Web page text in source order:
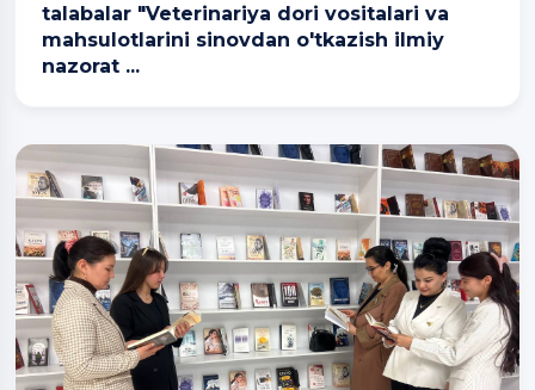
talabalar "Veterinariya dori vositalari va
mahsulotlarini sinovdan o'tkazish ilmiy
nazorat ...